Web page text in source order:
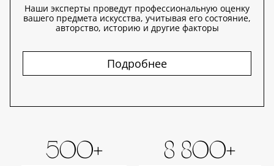
Наши эксперты проведут профессиональную оценку
вашего предмета искусства, учитывая его состояние,
авторство, историю и другие факторы
Подробнее
500+ 8 800+